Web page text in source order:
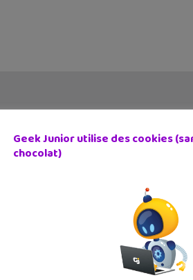
Geek Junior utilise des cookies
chocolat)